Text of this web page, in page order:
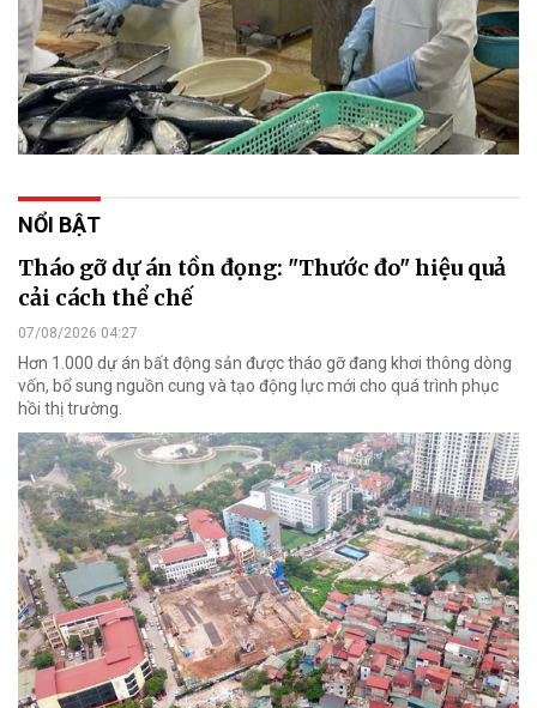
NỔI BẬT
Tháo gỡ dự án tồn đọng: "Thước đo" hiệu quả
cải cách thể chế
07/08/2026 04:27
Hơn 1.000 dự án bất động sản được tháo gỡ đang khơi thông dòng
vốn, bổ sung nguồn cung và tạo động lực mới cho quá trình phục
hồi thị trường.